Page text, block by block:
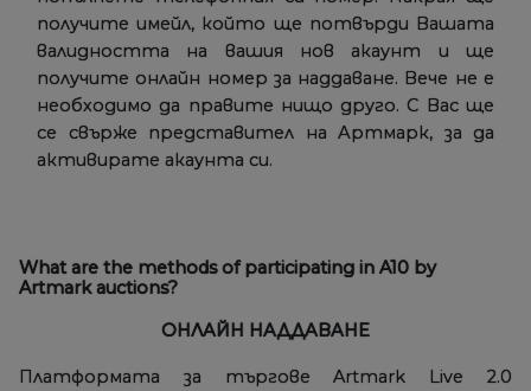
получите имейл, който ще потвърди Вашата
валидността на вашия нов акаунт и ще
получите онлайн номер за наддаване. Вече не е
необходимо да правите нищо друго. С Вас ще
се свърже представител на Артмарк, за да
активирате акаунта си.
What are the methods of participating in A10 by
Artmark auctions?
ОНЛАЙН НАДДАВАНЕ
Платформата за търгове Artmark Live 2.0